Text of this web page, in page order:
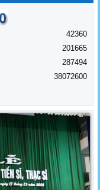
42360
201665
287494
38072600